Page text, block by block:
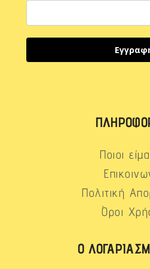
Ποιοι
Πολιτική
Όροι
Ο